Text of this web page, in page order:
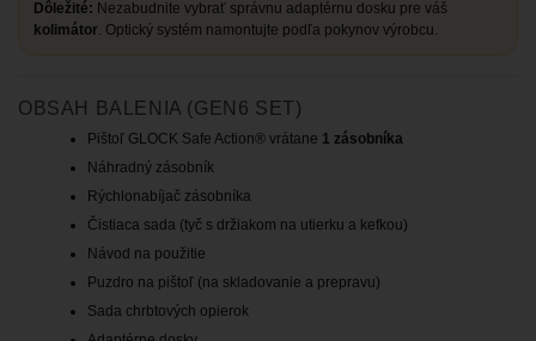
Dôležité: Nezabudnite vybrať správnu adaptérnu dosku pre váš
kolimátor. Optický systém namontujte podľa pokynov výrobcu.
OBSAH BALENIA (GEN6 SET)
Pištoľ GLOCK Safe Action® vrátane 1 zásobníka
Náhradný zásobník
Rýchlonabíjač zásobníka
Čistiaca sada (tyč s držiakom na utierku a kefkou)
Návod na použitie
Puzdro na pištoľ (na skladovanie a prepravu)
Sada chrbtových opierok